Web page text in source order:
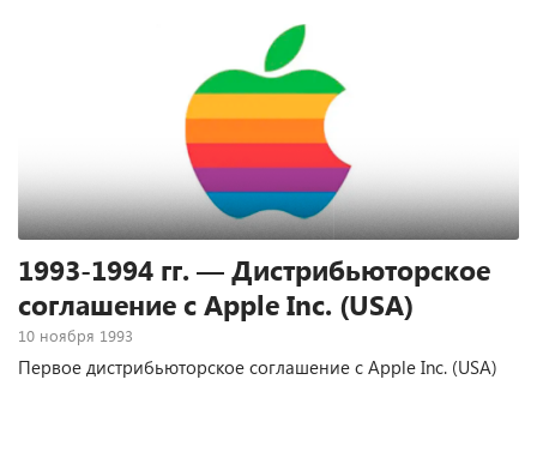
1993-1994 гг. — Дистрибьюторское
соглашение с Apple Inc. (USA)
10 ноября 1993
Первое дистрибьюторское соглашение с Apple Inc. (USA)